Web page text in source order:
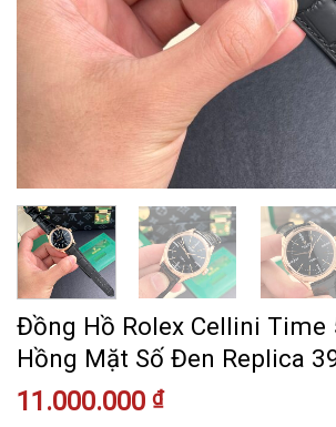
Đồng Hồ Rolex Cellini Time
Hồng Mặt Số Đen Replica
11.000.000 ₫